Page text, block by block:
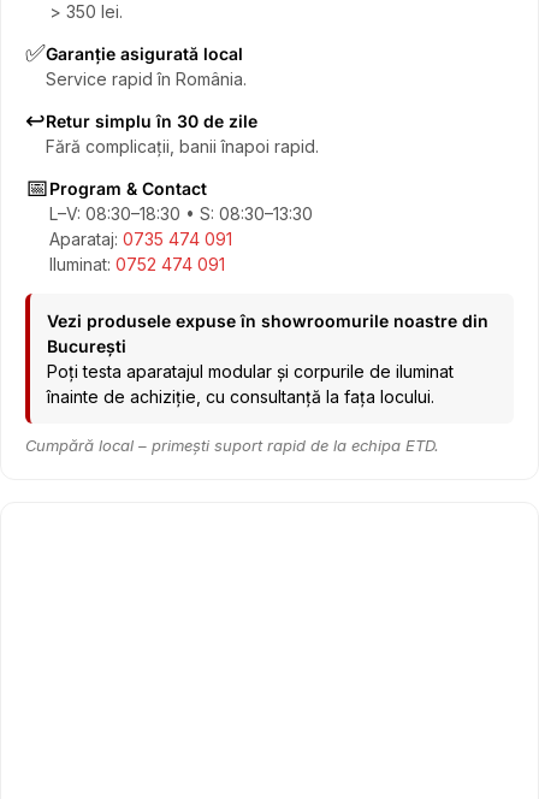
> 350 lei.
✅Garanție asigurată local
Service rapid în România.
↩️Retur simplu în 30 de zile
Fără complicații, banii înapoi rapid.
📅Program & Contact
L–V: 08:30–18:30 • S: 08:30–13:30
Aparataj: 0735 474 091
Iluminat: 0752 474 091
Vezi produsele expuse în showroomurile noastre din
București
Poți testa aparatajul modular și corpurile de iluminat
înainte de achiziție, cu consultanță la fața locului.
Cumpără local – primești suport rapid de la echipa ETD.